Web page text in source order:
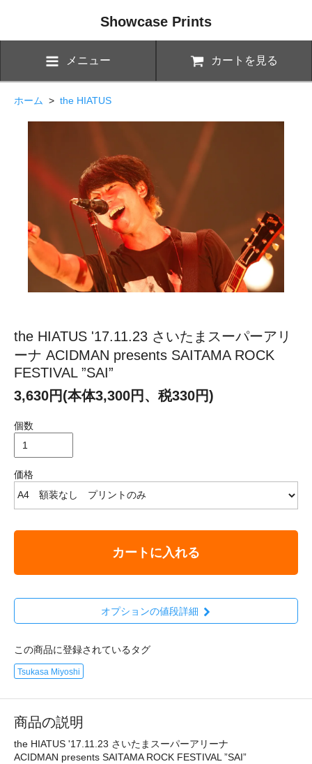
Showcase Prints
メニュー カートを見る
ホーム > the HIATUS
the HIATUS '17.11.23 さいたまスーパーアリ
ーナ ACIDMAN presents SAITAMA ROCK
FESTIVAL ”SAI”
3,630円(本体3,300円、税330円)
個数
価格
カートに入れる
オプションの値段詳細
この商品に登録されているタグ
Tsukasa Miyoshi
商品の説明
the HIATUS '17.11.23 さいたまスーパーアリーナ
ACIDMAN presents SAITAMA ROCK FESTIVAL ”SAI”